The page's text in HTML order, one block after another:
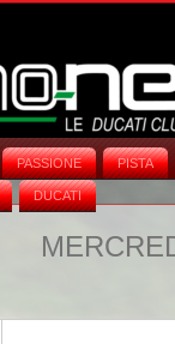
PASSIONE PISTA
DUCATI